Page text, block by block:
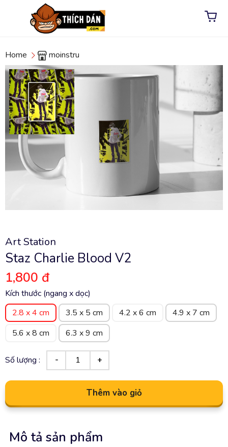
Home moinstru
Art Station
Staz Charlie Blood V2
1,800 đ
Kích thước (ngang x dọc)
2.8 x 4 cm
3.5 x 5 cm 4.2 x 6 cm
4.9 x 7 cm
5.6 x 8 cm
6.3 x 9 cm
Số lượng :
Thêm vào giỏ
Mô tả sản phẩm